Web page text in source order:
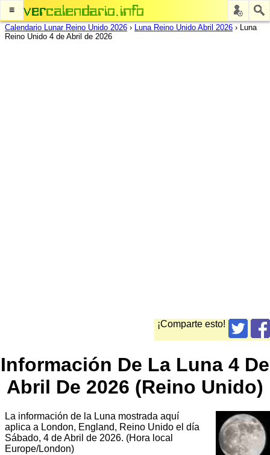
≡
Calendario Lunar Reino Unido 2026 › Luna Reino Unido Abril 2026 › Luna
Reino Unido 4 de Abril de 2026
¡Comparte esto!
Información De La Luna 4 De
Abril De 2026 (Reino Unido)
La información de la Luna mostrada aquí
aplica a London, England, Reino Unido el día
Sábado, 4 de Abril de 2026. (Hora local
Europe/London)